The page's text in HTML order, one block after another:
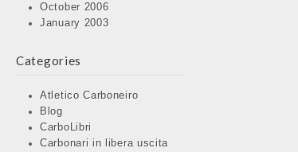
October 2006
January 2003
Categories
Atletico Carboneiro
Blog
CarboLibri
Carbonari in libera uscita